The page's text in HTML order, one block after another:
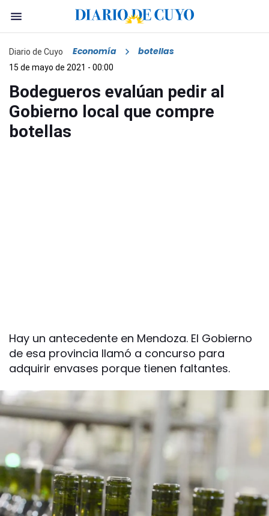
Diario de Cuyo Economía botellas
15 de mayo de 2021 - 00:00
Bodegueros evalúan pedir al
Gobierno local que compre
botellas
Hay un antecedente en Mendoza. El Gobierno
de esa provincia llamó a concurso para
adquirir envases porque tienen faltantes.